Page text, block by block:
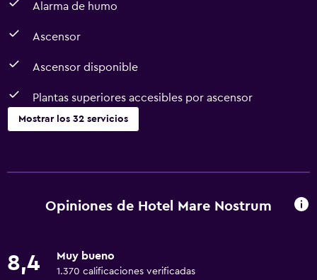
Alarma de humo
Ascensor
Ascensor disponible
Plantas superiores accesibles por ascensor
Mostrar los 32 servicios
Wifi gratis
Extinguidor
Opiniones de Hotel Mare Nostrum
8,4 Muy bueno
1.370 calificaciones verificadas